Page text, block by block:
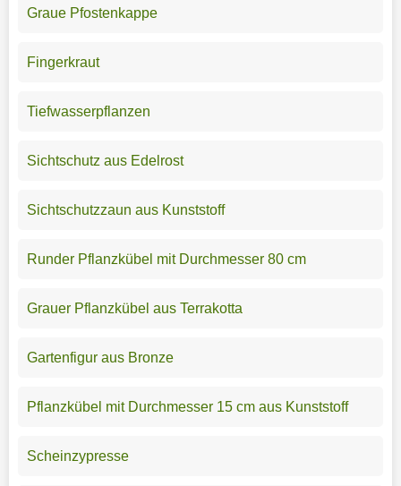
Graue Pfostenkappe
Fingerkraut
Tiefwasserpflanzen
Sichtschutz aus Edelrost
Sichtschutzzaun aus Kunststoff
Runder Pflanzkübel mit Durchmesser 80 cm
Grauer Pflanzkübel aus Terrakotta
Gartenfigur aus Bronze
Pflanzkübel mit Durchmesser 15 cm aus Kunststoff
Scheinzypresse